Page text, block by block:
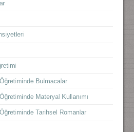
Bulmacalar
Materyal Kullanımı
Tarihsel Romanlar